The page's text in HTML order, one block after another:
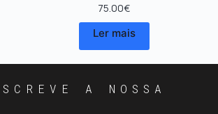
75.00€
Ler mais
A NOSSA